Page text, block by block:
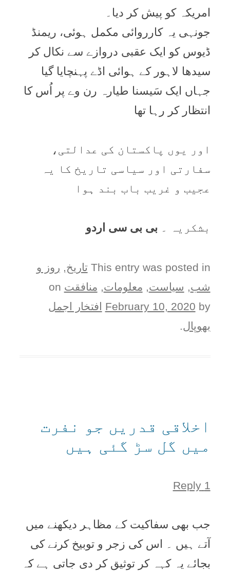
امریکہ کو پیش کر دیا۔
جونہی یہ کارروائی مکمل ہوئی، ریمنڈ
ڈیوس کو ایک عقبی دروازے سے نکال کر
سیدھا لاہور کے ہوائی اڈے پہنچایا گیا
جہاں ایک سَیسنا طیارہ رن وے پر اُس کا
انتظار کر رہا تھا
اور یوں پاکستان کی عدالتی،
سفارتی اور سیاسی تاریخ کا یہ
عجیب و غریب باب بند ہوا
بشکریہ ۔ بی بی سی اردو
This entry was posted in تاریخ, روز و
شب, سیاست, معلومات, منافقت
February 10, 2020 by
افتخار اجمل
بھوپال.
اخلاقی قدریں جو نفرت
میں گل سڑ گئی ہیں
1 Reply
جب بھی سفاکیت کے مظاہر دیکھنے میں
آتے ہیں ۔ اس کی زجر و توبیخ کرنے کی
بجائے یہ کہہ کر توثیق کر دی جاتی ہے کہ